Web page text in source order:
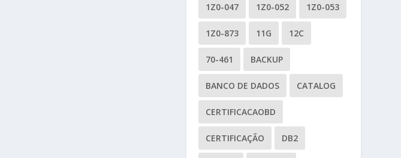
1Z0-047 1Z0-052 1Z0-053
1Z0-873 11G 12C
70-461 BACKUP
BANCO DE DADOS CATALOG
CERTIFICACAOBD
CERTIFICAÇÃO DB2